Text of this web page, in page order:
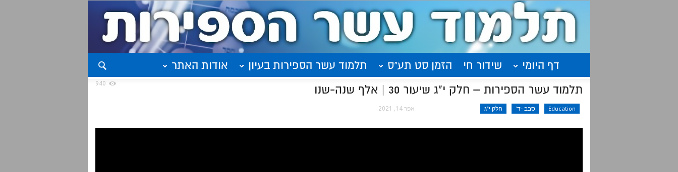
דף היומי שידור חי הזמן סט תע"ס תלמוד עשר הספירות בעיון אודות האתר
תלמוד עשר הספירות – חלק י"ג שיעור 30 | אלף שנה-שנו
Education סבב -ד' חלק י"ג אפר 14, 2021
940